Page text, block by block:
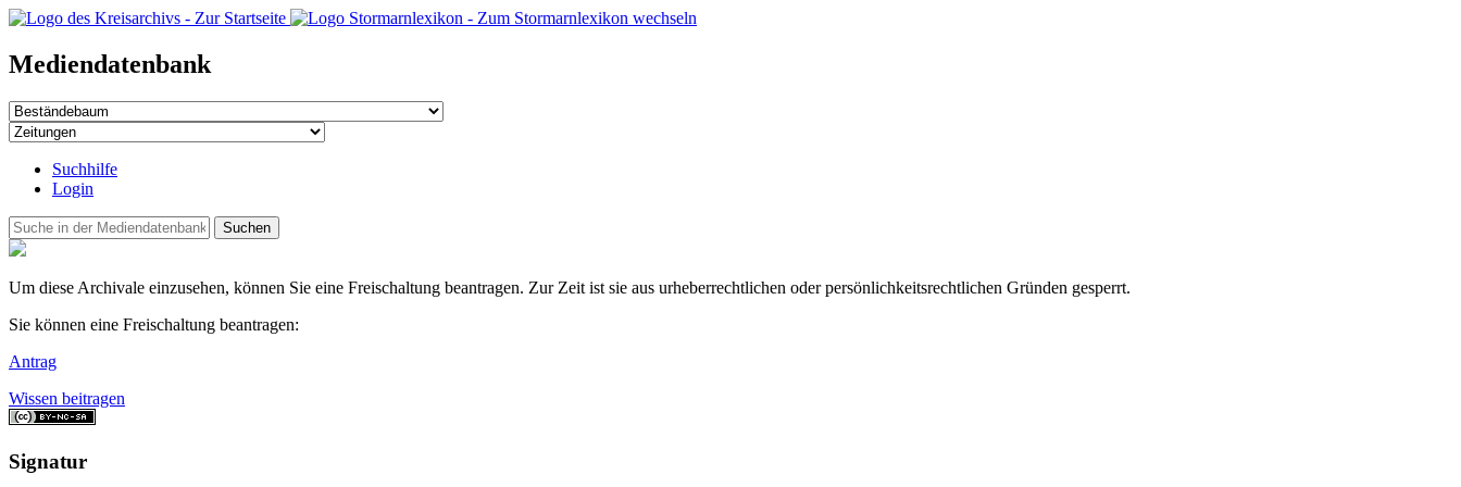
Mediendatenbank
Suchhilfe
Login
Suchen
Um diese Archivale einzusehen, können Sie eine Freischaltung beantragen. Zur Zeit ist sie aus urheberrechtlichen oder persönlichkeitsrechtlichen Gründen gesperrt.
Sie können eine Freischaltung beantragen:
Antrag
Wissen beitragen
Signatur